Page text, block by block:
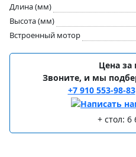
Длина (мм)
Высота (мм)
Встроенный мотор
Цена за
Звоните, и мы
+7 910 553-98-83
+ стол: 6